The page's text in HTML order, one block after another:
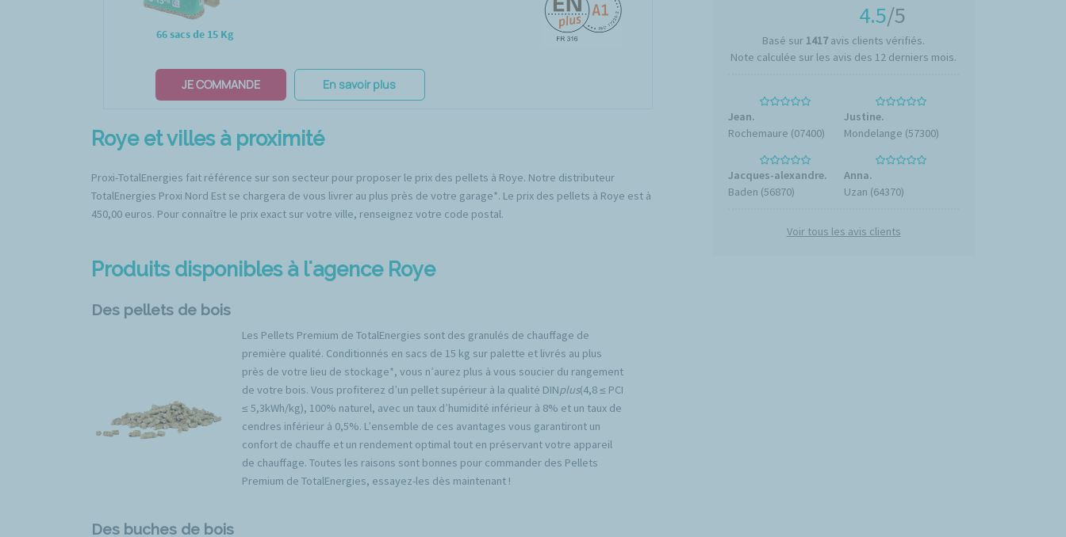
66 sacs de 15 Kg
JE COMMANDE En savoir plus
Roye et villes à proximité
Proxi-TotalEnergies fait référence sur son secteur pour proposer le prix des pellets à Roye. Notre distributeur
TotalEnergies Proxi Nord Est se chargera de vous livrer au plus près de votre garage*. Le prix des pellets à Roye est à
450,00 euros. Pour connaître le prix exact sur votre ville, renseignez votre code postal.
Produits disponibles à l'agence Roye
Des pellets de bois
Les Pellets Premium de TotalEnergies sont des granulés de chauffage de
première qualité. Conditionnés en sacs de 15 kg sur palette et livrés au plus
près de votre lieu de stockage*, vous n’aurez plus à vous soucier du rangement
de votre bois. Vous profiterez d’un pellet supérieur à la qualité DINplus(4,8 ≤ PCI
≤ 5,3kWh/kg), 100% naturel, avec un taux d’humidité inférieur à 8% et un taux de
cendres inférieur à 0,5%. L’ensemble de ces avantages vous garantiront un
confort de chauffe et un rendement optimal tout en préservant votre appareil
de chauffage. Toutes les raisons sont bonnes pour commander des Pellets
Premium de TotalEnergies, essayez-les dès maintenant !
Des buches de bois
4.5/5
Basé sur 1417avis clients vérifiés.
Note calculée sur les avis des 12 derniers mois.
Jean.
Rochemaure (07400)
Justine.
Mondelange (57300)
Jacques-alexandre.
Baden (56870)
Anna.
Uzan (64370)
Voir tous les avis clients